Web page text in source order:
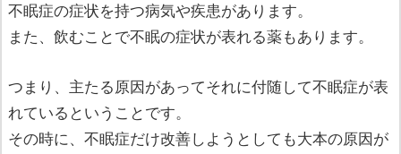
不眠症の症状を持つ病気や疾患があります。
また、飲むことで不眠の症状が表れる薬もあります。
つまり、主たる原因があってそれに付随して不眠症が表
れているということです。
その時に、不眠症だけ改善しようとしても大本の原因が